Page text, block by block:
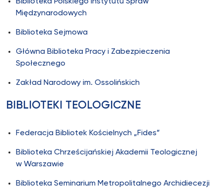
Międzynarodowych
Biblioteka Sejmowa
Główna Biblioteka Pracy i Zabezpieczenia
Społecznego
Zakład Narodowy im. Ossolińskich
BIBLIOTEKI TEOLOGICZNE
Federacja Bibliotek Kościelnych „Fides”
Biblioteka Chrześcijańskiej Akademii Teologicznej
w Warszawie
Biblioteka Seminarium Metropolitalnego Archidiecezji